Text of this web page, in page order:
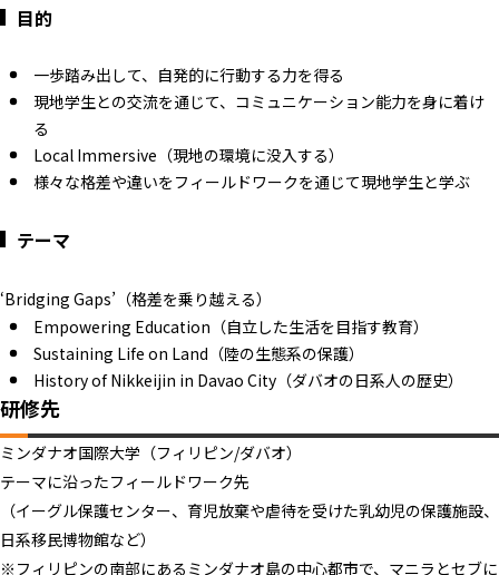
目的
一歩踏み出して、自発的に行動する力を得る
現地学生との交流を通じて、コミュニケーション能力を身に着け
る
Local Immersive（現地の環境に没入する）
様々な格差や違いをフィールドワークを通じて現地学生と学ぶ
テーマ
‘Bridging Gaps’（格差を乗り越える）
Empowering Education（自立した生活を目指す教育）
Sustaining Life on Land（陸の生態系の保護）
History of Nikkeijin in Davao City（ダバオの日系人の歴史）
研修先
ミンダナオ国際大学（フィリピン/ダバオ）
テーマに沿ったフィールドワーク先
（イーグル保護センター、育児放棄や虐待を受けた乳幼児の保護施設、
日系移民博物館など）
※フィリピンの南部にあるミンダナオ島の中心都市で、マニラとセブに